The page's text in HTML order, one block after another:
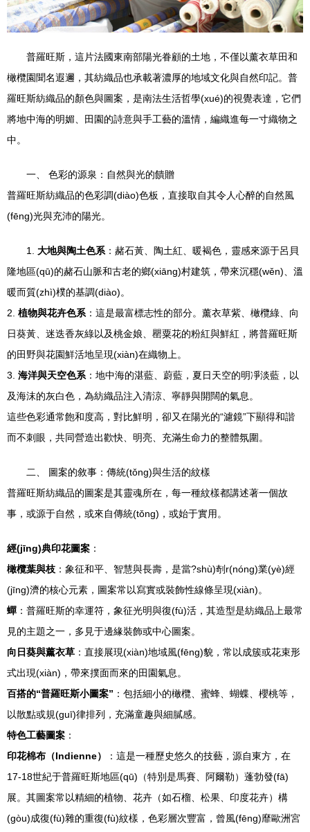
普羅旺斯，這片法國東南部陽光眷顧的土地，不僅以薰衣草田和
橄欖園聞名遐邇，其紡織品也承載著濃厚的地域文化與自然印記。普
羅旺斯紡織品的顏色與圖案，是南法生活哲學(xué)的視覺表達，它們
將地中海的明媚、田園的詩意與手工藝的溫情，編織進每一寸織物之
中。
一、 色彩的源泉：自然與光的饋贈
普羅旺斯紡織品的色彩調(diào)色板，直接取自其令人心醉的自然風
(fēng)光與充沛的陽光。
1. 大地與陶土色系 ：赭石黃、陶土紅、暖褐色，靈感來源于呂貝
隆地區(qū)的赭石山脈和古老的鄉(xiāng)村建筑，帶來沉穩(wěn)、溫
暖而質(zhì)樸的基調(diào)。
2. 植物與花卉色系 ：這是最富標志性的部分。薰衣草紫、橄欖綠、向
日葵黃、迷迭香灰綠以及桃金娘、罌粟花的粉紅與鮮紅，將普羅旺斯
的田野與花園鮮活地呈現(xiàn)在織物上。
3. 海洋與天空色系 ：地中海的湛藍、蔚藍，夏日天空的明凈淡藍，以
及海沫的灰白色，為紡織品注入清涼、寧靜與開闊的氣息。
這些色彩通常飽和度高，對比鮮明，卻又在陽光的“濾鏡”下顯得和諧
而不刺眼，共同營造出歡快、明亮、充滿生命力的整體氛圍。
二、 圖案的敘事：傳統(tǒng)與生活的紋樣
普羅旺斯紡織品的圖案是其靈魂所在，每一種紋樣都講述著一個故
事，或源于自然，或來自傳統(tǒng)，或始于實用。
經(jīng)典印花圖案 ：
橄欖葉與枝 ：象征和平、智慧與長壽，是當?shù)剞r(nóng)業(yè)經
(jīng)濟的核心元素，圖案常以寫實或裝飾性線條呈現(xiàn)。
蟬 ：普羅旺斯的幸運符，象征光明與復(fù)活，其造型是紡織品上最常
見的主題之一，多見于邊緣裝飾或中心圖案。
向日葵與薰衣草 ：直接展現(xiàn)地域風(fēng)貌，常以成簇或花束形
式出現(xiàn)，帶來撲面而來的田園氣息。
百搭的“普羅旺斯小圖案” ：包括細小的橄欖、蜜蜂、蝴蝶、櫻桃等，
以散點或規(guī)律排列，充滿童趣與細膩感。
特色工藝圖案 ：
印花棉布（Indienne）
：這是一種歷史悠久的技藝，源自東方，在
17-18世紀于普羅旺斯地區(qū)（特別是馬賽、阿爾勒）蓬勃發(fā)
展。其圖案常以精細的植物、花卉（如石榴、松果、印度花卉）構
(gòu)成復(fù)雜的重復(fù)紋樣，色彩層次豐富，曾風(fēng)靡歐洲宮